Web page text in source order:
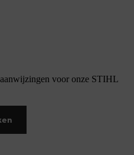
voor onze STIHL